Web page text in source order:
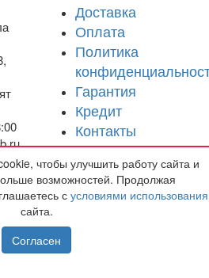
Доставка
Оплата
Политика
Гарантия
Кредит
Контакты
чтобы улучшить работу сайта и
возможностей. Продолжая
с условиями использования
сайта.
Согласен